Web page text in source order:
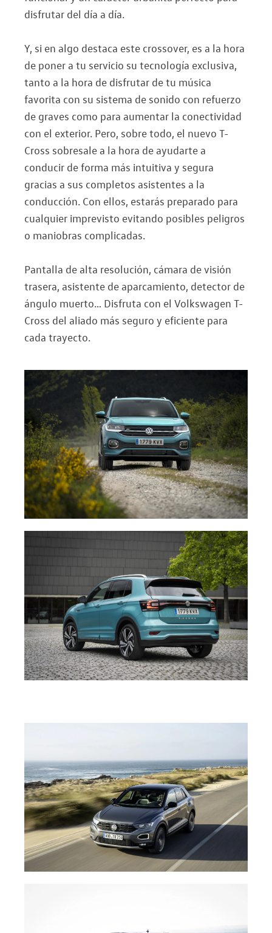
disfrutar del día a día.
Y, si en algo destaca este crossover, es a la hora
de poner a tu servicio su tecnología exclusiva,
tanto a la hora de disfrutar de tu música
favorita con su sistema de sonido con refuerzo
de graves como para aumentar la conectividad
con el exterior. Pero, sobre todo, el nuevo T-
Cross sobresale a la hora de ayudarte a
conducir de forma más intuitiva y segura
gracias a sus completos asistentes a la
conducción. Con ellos, estarás preparado para
cualquier imprevisto evitando posibles peligros
o maniobras complicadas.
Pantalla de alta resolución, cámara de visión
trasera, asistente de aparcamiento, detector de
ángulo muerto… Disfruta con el Volkswagen T-
Cross del aliado más seguro y eficiente para
cada trayecto.